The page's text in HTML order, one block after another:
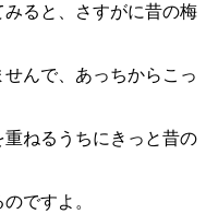
ると、さすがに昔の梅
んで、あっちからこっ
ねるうちにきっと昔の
ですよ。